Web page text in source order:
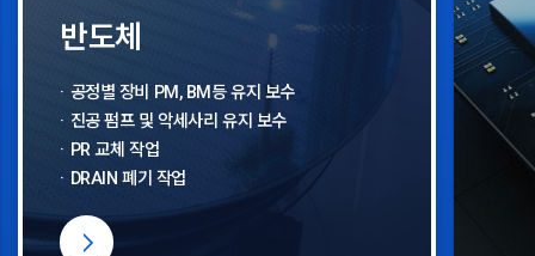
반도체
공정별 장비 PM, BM등 유지 보수
진공 펌프 및 악세사리 유지 보수
PR 교체 작업
DRAIN 폐기 작업